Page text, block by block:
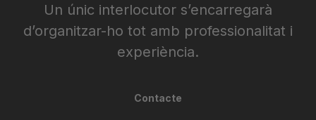
Un únic interlocutor s’encarregarà
d’organitzar-ho tot amb professionalitat i
experiència.
Contacte